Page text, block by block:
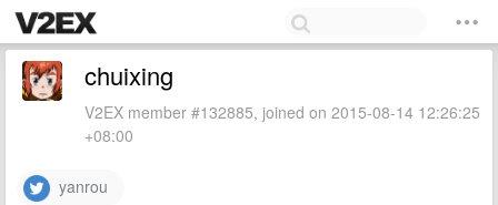
chuixing
V2EX member #132885, joined on 2015-08-14 12:26:25
+08:00
yanrou